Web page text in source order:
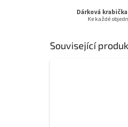
Dárková
Ke každé
Související